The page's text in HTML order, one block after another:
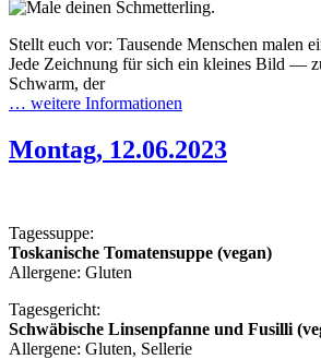
Stellt euch vor: Tausende Menschen malen
Jede Zeichnung für sich ein kleines Bild —
Schwarm, der
… weitere Informationen
Montag, 12.06.2023
Tagessuppe:
Toskanische Tomatensuppe (vegan)
Allergene: Gluten
Tagesgericht:
Schwäbische Linsenpfanne und Fusilli
Allergene: Gluten, Sellerie